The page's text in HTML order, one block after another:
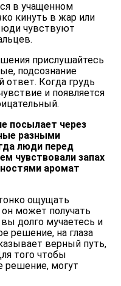
в учащенном
кинуть в жар или
чувствуют
прислушайтесь
подсознание
Когда грудь
и появляется
посылает через
разными
люди перед
чувствовали запах
аромат
ощущать
он может получать
долго мучаетесь и
решение, на глаза
верный путь,
того чтобы
решение, могут